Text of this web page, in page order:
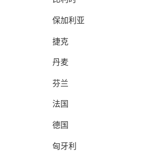
保加利亚
捷克
丹麦
芬兰
法国
德国
匈牙利